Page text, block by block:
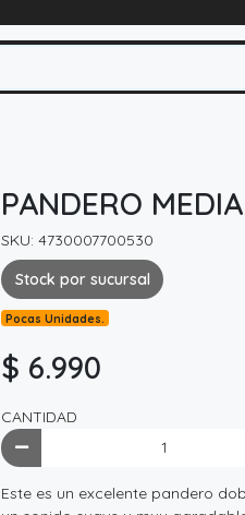
PANDERO
SKU: 4730007700530
Stock por sucursal
Pocas Unidades.
$ 6.990
CANTIDAD
Este es un excelente pandero